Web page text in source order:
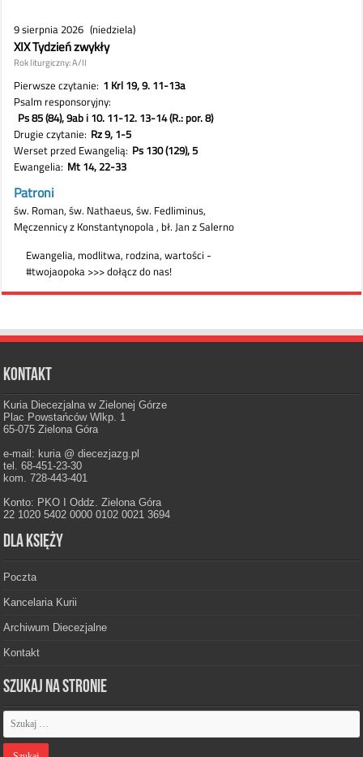
Kontakt
Kuria Diecezjalna w Zielonej Górze
Plac Powstańców Wlkp. 1
65-075 Zielona Góra
e-mail: kuria @ diecezjazg.pl
tel. 68-451-23-30
kom. 728-443-401
Konto: PKO I Oddz. Zielona Góra
22 1020 5402 0000 0102 0021 3694
Dla księży
Poczta
Kancelaria Kurii
Archiwum Diecezjalne
Kontakt
Szukaj na stronie